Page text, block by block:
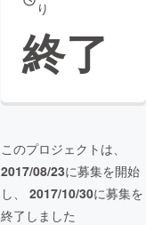
り
終了
このプロジェクトは、
2017/08/23に募集を開始
し、 2017/10/30に募集を
終了しました